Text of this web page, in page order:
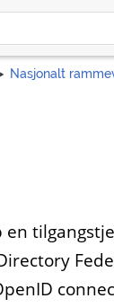
Nasjonalt
en